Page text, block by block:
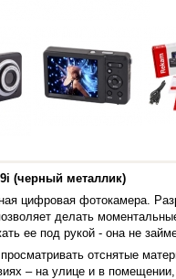
(черный металлик)
цифровая фотокамера.
делать
ее под рукой - она не
отснятые
– на улице и в